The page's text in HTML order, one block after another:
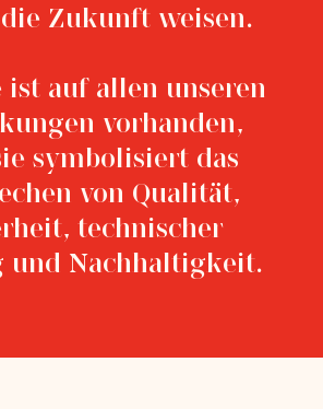
Zukunft weisen.
ist auf allen unseren
vorhanden,
symbolisiert das
von Qualität,
technischer
und Nachhaltigkeit.